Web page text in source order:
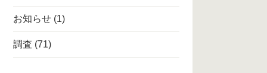
お知らせ (1)
調査 (71)